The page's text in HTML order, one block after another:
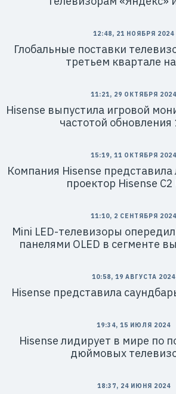
12:48, 21 НОЯБРЯ 2024
Глобальные поставки
третьем квартале
11:21, 29 ОКТЯБРЯ 2024
Hisense выпустила игровой
частотой обновления
15:19, 11 ОКТЯБРЯ 2024
Компания Hisense
проектор Hisense
11:10, 2 СЕНТЯБРЯ 2024
Mini LED-телевизоры
панелями OLED в сегменте
10:58, 19 АВГУСТА 2024
Hisense представила
19:34, 15 ИЮЛЯ 2024
Hisense лидирует в мире по
дюймовых
18:37, 24 ИЮНЯ 2024